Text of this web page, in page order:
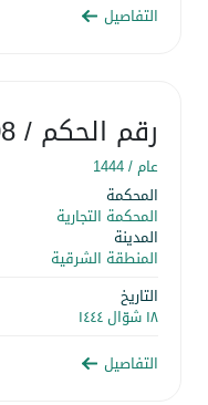
التفاصيل
رقم الحكم/ 4430302608
عام /1444
المحكمة
المحكمة التجارية
المدينة
المنطقة الشرقية
التاريخ
١٨ شوّال ١٤٤٤
التفاصيل